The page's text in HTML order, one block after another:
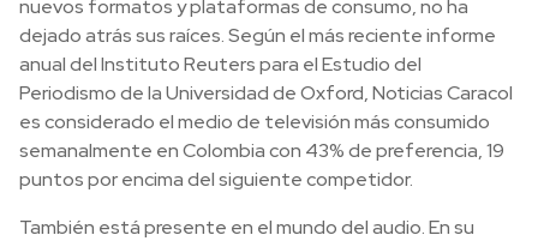
nuevos formatos y plataformas de consumo, no ha
dejado atrás sus raíces. Según el más reciente informe
anual del Instituto Reuters para el Estudio del
Periodismo de la Universidad de Oxford, Noticias Caracol
es considerado el medio de televisión más consumido
semanalmente en Colombia con 43% de preferencia, 19
puntos por encima del siguiente competidor.
También está presente en el mundo del audio. En su